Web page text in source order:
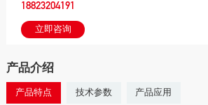
18823204191
立即咨询
产品介绍
产品特点 技术参数 产品应用